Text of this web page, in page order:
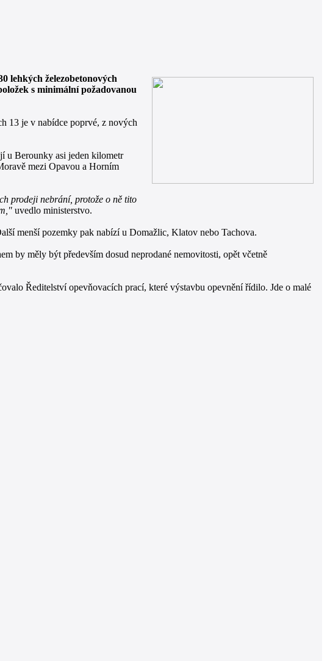
lehkých železobetonových
s minimální požadovanou
13 je v nabídce poprvé, z nových
u Berounky asi jeden kilometr
mezi Opavou a Horním
prodeji nebrání, protože o ně tito
uvedlo ministerstvo.
menší pozemky pak nabízí u Domažlic, Klatov nebo Tachova.
by měly být především dosud neprodané nemovitosti, opět včetně
Ředitelství opevňovacích prací, které výstavbu opevnění řídilo. Jde o malé